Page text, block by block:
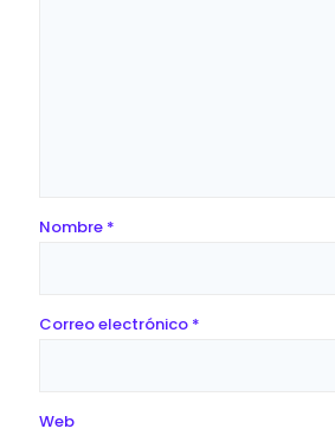
Nombre *
Correo electrónico *
Web